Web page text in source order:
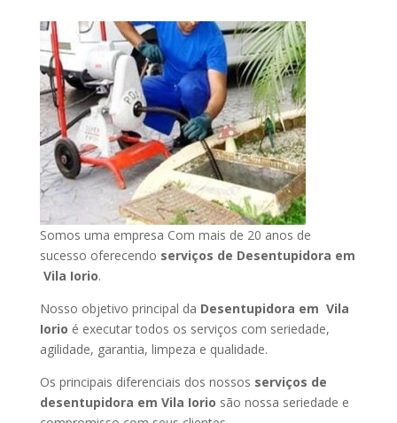
Somos uma empresa Com mais de 20 anos de
sucesso oferecendo serviços de Desentupidora em
Vila Iorio.
Nosso objetivo principal da Desentupidora em Vila
Iorio é executar todos os serviços com seriedade,
agilidade, garantia, limpeza e qualidade.
Os principais diferenciais dos nossos serviços de
desentupidora em Vila Iorio são nossa seriedade e